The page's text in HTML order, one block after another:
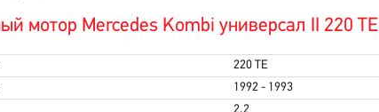
мотор Mercedes Kombi универсал II 220 TE
220 TE
1992 - 1993